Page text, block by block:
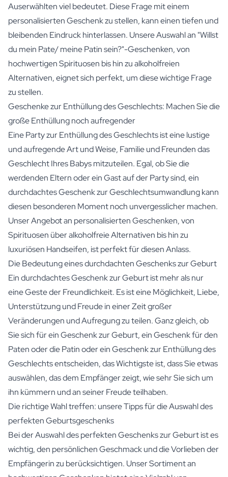
Auserwählten viel bedeutet. Diese Frage mit einem
personalisierten Geschenk zu stellen, kann einen tiefen und
bleibenden Eindruck hinterlassen. Unsere Auswahl an "Willst
du mein Pate/ meine Patin sein?"-Geschenken, von
hochwertigen Spirituosen bis hin zu alkoholfreien
Alternativen, eignet sich perfekt, um diese wichtige Frage
zu stellen.
Geschenke zur Enthüllung des Geschlechts: Machen Sie die
große Enthüllung noch aufregender
Eine Party zur Enthüllung des Geschlechts ist eine lustige
und aufregende Art und Weise, Familie und Freunden das
Geschlecht Ihres Babys mitzuteilen. Egal, ob Sie die
werdenden Eltern oder ein Gast auf der Party sind, ein
durchdachtes Geschenk zur Geschlechtsumwandlung kann
diesen besonderen Moment noch unvergesslicher machen.
Unser Angebot an personalisierten Geschenken, von
Spirituosen über alkoholfreie Alternativen bis hin zu
luxuriösen Handseifen, ist perfekt für diesen Anlass.
Die Bedeutung eines durchdachten Geschenks zur Geburt
Ein durchdachtes Geschenk zur Geburt ist mehr als nur
eine Geste der Freundlichkeit. Es ist eine Möglichkeit, Liebe,
Unterstützung und Freude in einer Zeit großer
Veränderungen und Aufregung zu teilen. Ganz gleich, ob
Sie sich für ein Geschenk zur Geburt, ein Geschenk für den
Paten oder die Patin oder ein Geschenk zur Enthüllung des
Geschlechts entscheiden, das Wichtigste ist, dass Sie etwas
auswählen, das dem Empfänger zeigt, wie sehr Sie sich um
ihn kümmern und an seiner Freude teilhaben.
Die richtige Wahl treffen: unsere Tipps für die Auswahl des
perfekten Geburtsgeschenks
Bei der Auswahl des perfekten Geschenks zur Geburt ist es
wichtig, den persönlichen Geschmack und die Vorlieben der
Empfängerin zu berücksichtigen. Unser Sortiment an